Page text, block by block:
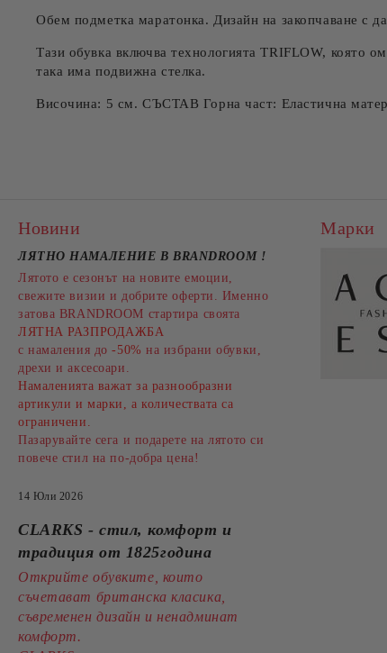
Обем подметка маратонка. Дизайн на закопчаване с
Тази обувка включва технологията TRIFLOW, която
така има подвижна стелка.
Височина: 5 см. СЪСТАВ Горна част: Еластична
Новини
ЛЯТНО НАМАЛЕНИЕ В BRANDROOM !
Лятото е сезонът на новите емоции,
свежите визии и добрите оферти. Именно
затова BRANDROOM стартира своята
ЛЯТНА РАЗПРОДАЖБА
с намаления до -50% на избрани обувки,
дрехи и аксесоари.
Намаленията важат за разнообразни
артикули и марки, а количествата са
ограничени.
Пазарувайте сега и подарете на лятото си
повече стил на по-добра цена!
14 Юли 2026
CLARKS - стил, комфорт и
традиция от 1825година
Открийте обувките, които
съчетават британска класика,
съвременен дизайн и ненадминат
комфорт.
Марки